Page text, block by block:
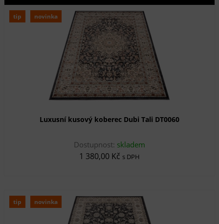
tip novinka
Luxusní kusový koberec Dubi Tali DT0060
Dostupnost: skladem
1 380,00 Kč s DPH
tip novinka